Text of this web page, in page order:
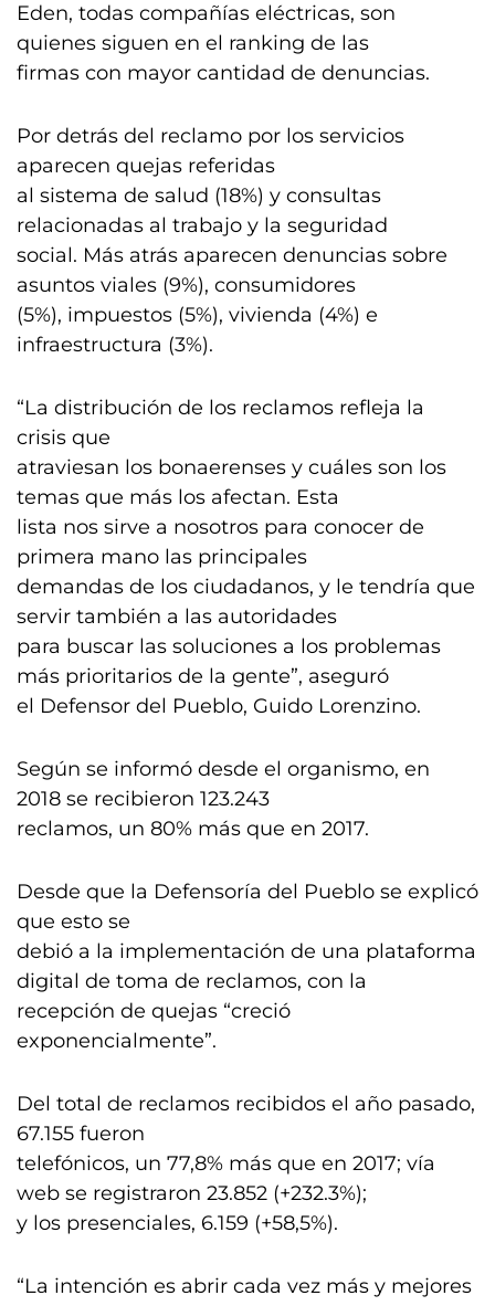
Eden, todas compañías eléctricas, son
quienes siguen en el ranking de las
firmas con mayor cantidad de denuncias.
Por detrás del reclamo por los servicios
aparecen quejas referidas
al sistema de salud (18%) y consultas
relacionadas al trabajo y la seguridad
social. Más atrás aparecen denuncias sobre
asuntos viales (9%), consumidores
(5%), impuestos (5%), vivienda (4%) e
infraestructura (3%).
“La distribución de los reclamos refleja la
crisis que
atraviesan los bonaerenses y cuáles son los
temas que más los afectan. Esta
lista nos sirve a nosotros para conocer de
primera mano las principales
demandas de los ciudadanos, y le tendría que
servir también a las autoridades
para buscar las soluciones a los problemas
más prioritarios de la gente”, aseguró
el Defensor del Pueblo, Guido Lorenzino.
Según se informó desde el organismo, en
2018 se recibieron 123.243
reclamos, un 80% más que en 2017.
Desde que la Defensoría del Pueblo se explicó
que esto se
debió a la implementación de una plataforma
digital de toma de reclamos, con la
recepción de quejas “creció
exponencialmente”.
Del total de reclamos recibidos el año pasado,
67.155 fueron
telefónicos, un 77,8% más que en 2017; vía
web se registraron 23.852 (+232.3%);
y los presenciales, 6.159 (+58,5%).
“La intención es abrir cada vez más y mejores